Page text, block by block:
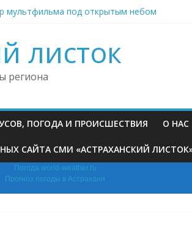
мультфильма под открытым небом
семейного конфликта выстрелила в
на родину из Астрахани нарушивших
листок
региона
ПОГОДА И ПРОИСШЕСТВИЯ О НАС
САЙТА СМИ «АСТРАХАНСКИЙ ЛИСТОК»
Погода world-weather.ru
Прогноз погоды в Астрахани